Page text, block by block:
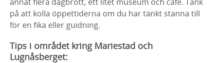
på att kolla öppettiderna om du har tänkt stanna till
för en fika eller guidning.
Tips i området kring Mariestad och
Lugnåsberget: